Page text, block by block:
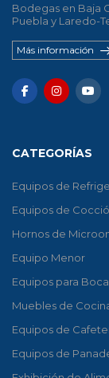
Bodegas en Baja
Puebla y Laredo-
Más información
CATEGORÍAS
Equipos de
Equipos de
Hornos de
Equipo Menor
Equipos para
Muebles de
Equipos de
Equipos de